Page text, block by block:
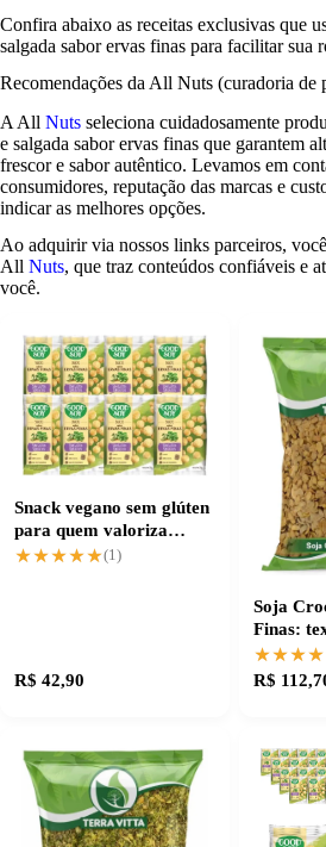
Confira abaixo as receitas exclusivas que
salgada sabor ervas finas para facilitar sua
Recomendações da All Nuts (curadoria de
A All Nuts seleciona cuidadosamente
e salgada sabor ervas finas que garantem
frescor e sabor autêntico. Levamos em
consumidores, reputação das marcas e
indicar as melhores opções.
Ao adquirir via nossos links parceiros,
All Nuts, que traz conteúdos confiáveis e
você.
Snack vegano sem glúten
para quem valoriza
sabor e saúde
★★★★★
★★★★★(1)
R$ 42,90
Soja
Finas:
únicos
R$